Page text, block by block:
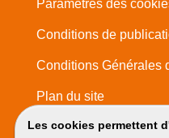
Les cookies permettent
Paramètres des
Conditions de
Conditions Générales
Plan du site